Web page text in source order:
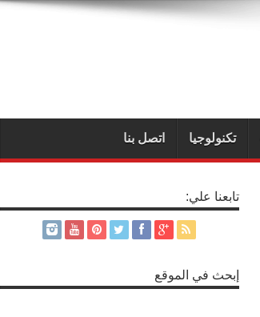
تكنولوجيا اتصل بنا
تابعنا علي:
إبحث في الموقع